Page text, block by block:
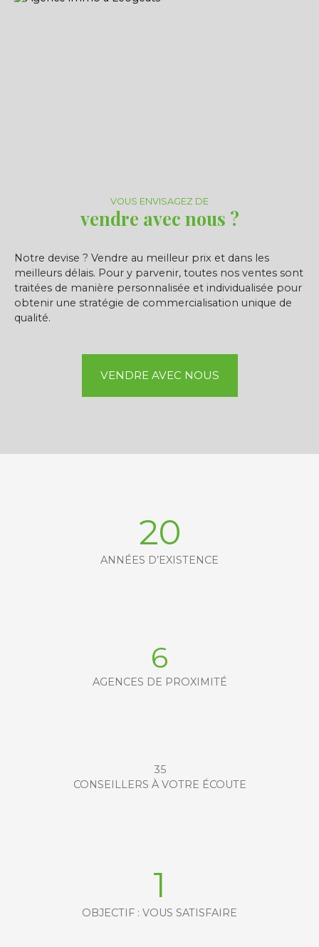
VOUS ENVISAGEZ DE
vendre avec nous ?
Notre devise ? Vendre au meilleur prix et dans les
meilleurs délais. Pour y parvenir, toutes nos ventes sont
traitées de manière personnalisée et individualisée pour
obtenir une stratégie de commercialisation unique de
qualité.
VENDRE AVEC NOUS
20
ANNÉES D’EXISTENCE
6
AGENCES DE PROXIMITÉ
35
CONSEILLERS À VOTRE ÉCOUTE
1
OBJECTIF : VOUS SATISFAIRE